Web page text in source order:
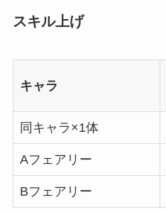
スキル上げ
キャラ
同キャラ×1体
Aフェアリー
Bフェアリー